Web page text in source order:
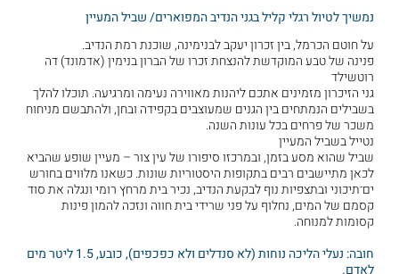
נמשיך לטיול רגלי קליל בגני הנדיב המפוארים/ שביל המעיין
על חוטם הכרמל, בין זכרון יעקב לבנימינה, שוכנת רמת הנדיב.
פנינה של טבע המוקדשת להנצחת זכרו של הברון בנימין (אדמונד) דה
רוטשילד
גני הזיכרון מזמינים אתכם ליהנות מאווירה נעימה ומרגיעה. תוכלו להלך
בשבילים הנמתחים בין הגנים שמעוצבים בקפידה ובחן, ולהתבשם מניחוח
משכר של פרחים בכל עונות השנה.
נטייל בשביל המעיין
שביל שהוא מסע בזמן, ובמרכזו סיפורו של עין צור – מעיין שופע שהביא
לכאן מתיישבים רבים בתקופות היסטוריות שונות. כשאנו מלוּוים בחורש
ים־תיכוני ובתצפיות נוף לבקעת הנדיב, נכיר בית מרחץ רומי ונגלה את סוד
קסמם של המים, נחלוף על פני שרידי בית חווה ונזכה להמון פינות
קסומות למנוחה.
חובה: נעלי הליכה נוחות (לא סנדלים ולא כפכפים), כובע, 1.5 ליטר מים
לאדם.